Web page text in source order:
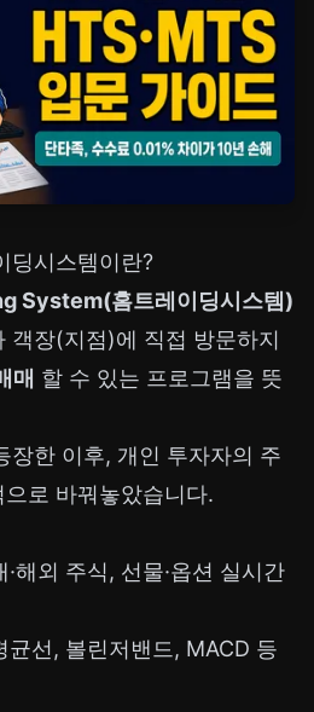
딩시스템이란?
System(홈트레이딩시스템)
객장(지점)에 직접 방문하지
매 할 수 있는 프로그램을 뜻
장한 이후, 개인 투자자의 주
로 바꿔놓았습니다.
·해외 주식, 선물·옵션 실시간
균선, 볼린저밴드, MACD 등